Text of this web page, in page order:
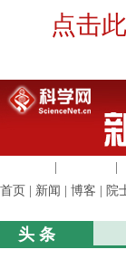
点击
首页
新闻 博客 院
头 条